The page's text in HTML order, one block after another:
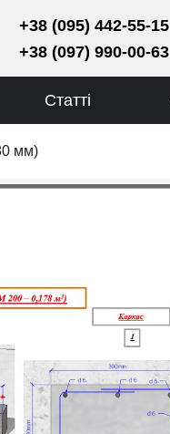
+38 (095) 442-55-15
+38 (097) 990-00-63
Статті
мм)